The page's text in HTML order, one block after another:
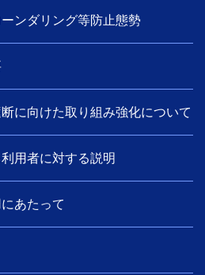
ンダリング等防止態勢
に向けた取り組み強化について
用者に対する説明
あたって